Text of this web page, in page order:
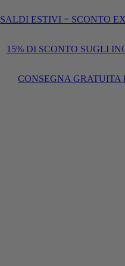
SALDI ESTIVI = SCONTO
15% DI SCONTO SUGLI
CONSEGNA GRATUITA